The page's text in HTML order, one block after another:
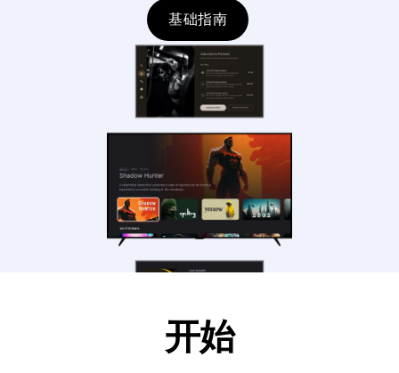
基础指南
开始